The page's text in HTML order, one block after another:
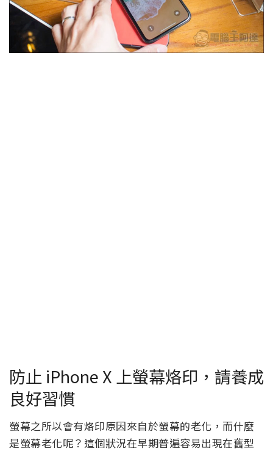
防止 iPhone X 上螢幕烙印，請養成
良好習慣
螢幕之所以會有烙印原因來自於螢幕的老化，而什麼
是螢幕老化呢？這個狀況在早期普遍容易出現在舊型